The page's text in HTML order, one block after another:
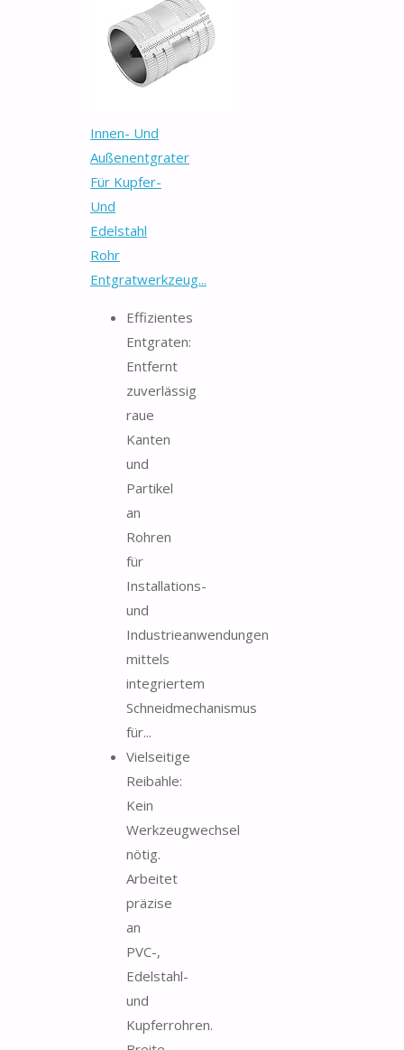
Innen- Und
Außenentgrater
Für Kupfer-
Und
Edelstahl
Rohr
Entgratwerkzeug...
Effizientes
Entgraten:
Entfernt
zuverlässig
raue
Kanten
und
Partikel
an
Rohren
für
Installations-
und
Industrieanwendungen
mittels
integriertem
Schneidmechanismus
für...
Vielseitige
Reibahle:
Kein
Werkzeugwechsel
nötig.
Arbeitet
präzise
an
PVC-,
Edelstahl-
und
Kupferrohren.